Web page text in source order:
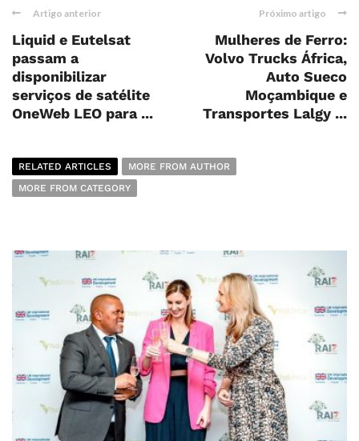
Artigo anterior
Liquid e Eutelsat
passam a
disponibilizar
serviços de satélite
OneWeb LEO para ...
Próximo artigo
Mulheres de Ferro:
Volvo Trucks África,
Auto Sueco
Moçambique e
Transportes Lalgy ...
RELATED ARTICLES
MORE FROM AUTHOR
MORE FROM CATEGORY